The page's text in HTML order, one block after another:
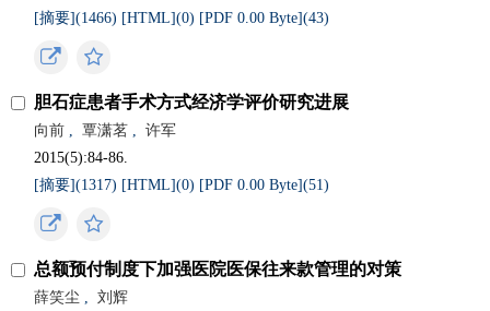
[摘要](1466) [HTML](0) [PDF 0.00 Byte](43)
胆石症患者手术方式经济学评价研究进展
向前 , 覃潇茗 ,
许军
2015(5):84-86.
[摘要](1317) [HTML](0) [PDF 0.00 Byte](51)
总额预付制度下加强医院医保往来款管理的对策
薛笑尘 ,
刘辉